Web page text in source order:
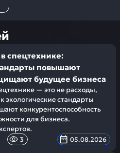
спецтехнике:
повышают
будущее бизнеса
— это не расходы,
экологические стандарты
конкурентоспособность
для бизнеса.
3 05.08.2026